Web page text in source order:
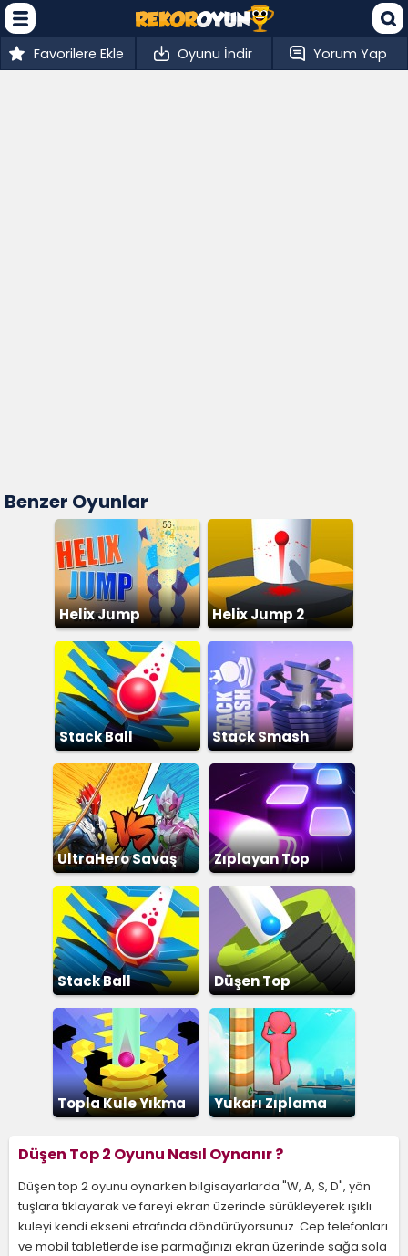
Favorilere Ekle Oyunu İndir Yorum Yap
Benzer Oyunlar
Helix Jump Helix Jump 2
Stack Ball Stack Smash
UltraHero Savaş Zıplayan Top
Stack Ball Düşen Top
Topla Kule Yıkma
Yukarı Zıplama
Düşen Top 2 Oyunu Nasıl Oynanır ?
Düşen top 2 oyunu oynarken bilgisayarlarda "W, A, S, D", yön
tuşlara tıklayarak ve fareyi ekran üzerinde sürükleyerek ışıklı
kuleyi kendi ekseni etrafında döndürüyorsunuz. Cep telefonları
ve mobil tabletlerde ise parmağınızı ekran üzerinde sağa sola